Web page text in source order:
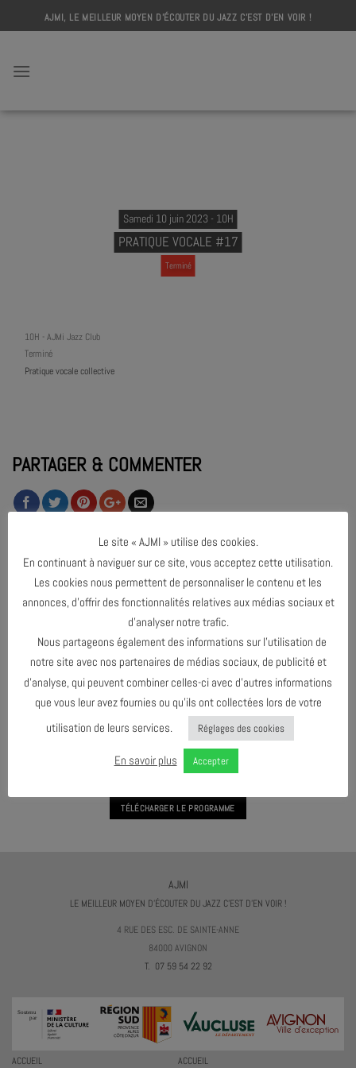
to
AJMI, LE MEILLEUR MOYEN D'ÉCOUTER DU JAZZ C'EST D'EN VOIR !
Samedi 10 juin 2023 - 10H
PRATIQUE VOCALE #17
Terminé
10H - AJMi Jazz Club
Terminé
Pratique vocale collective
PARTAGER & COMMENTER
PRATIQUE VOCALE #16
PRATIQUE VOCALE #18
VOIR L'AGENDA
TÉLÉCHARGER LE PROGRAMME
AJMI
LE MEILLEUR MOYEN D'ÉCOUTER DU JAZZ C'EST D'EN VOIR !
4 RUE DES ESC. DE SAINTE-ANNE
84000 AVIGNON
T. 07 59 54 22 92
ACCUEIL ACCUEIL
Le site « AJMI » utilise des cookies.
En continuant à naviguer sur ce site, vous acceptez cette utilisation.
Les cookies nous permettent de personnaliser le contenu et les
annonces, d’offrir des fonctionnalités relatives aux médias sociaux et
d’analyser notre trafic.
Nous partageons également des informations sur l’utilisation de
notre site avec nos partenaires de médias sociaux, de publicité et
d’analyse, qui peuvent combiner celles-ci avec d’autres informations
que vous leur avez fournies ou qu’ils ont collectées lors de votre
utilisation de leurs services.
Réglages des cookies
En savoir plus Accepter